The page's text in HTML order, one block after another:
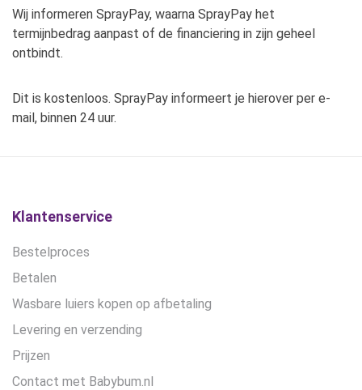
Wij informeren SprayPay, waarna SprayPay het
termijnbedrag aanpast of de financiering in zijn geheel
ontbindt.
Dit is kostenloos. SprayPay informeert je hierover per e-
mail, binnen 24 uur.
Klantenservice
Bestelproces
Betalen
Wasbare luiers kopen op afbetaling
Levering en verzending
Prijzen
Contact met Babybum.nl